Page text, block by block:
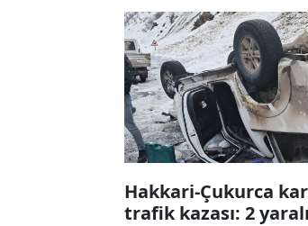
Hakkari-Çukurca
trafik kazası: 2 yaralı